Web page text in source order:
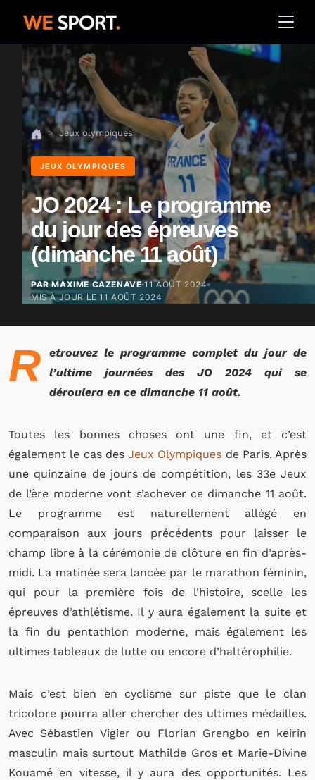
Jeux olympiques
JEUX OLYMPIQUES
JO 2024 : Le programme
du jour des épreuves
(dimanche 11 août)
PAR MAXIME CAZENAVE 11 AOÛT 2024
MIS À JOUR LE11 AOÛT 2024
R
etrouvez le programme complet du jour de
l’ultime journées des JO 2024 qui se
déroulera en ce dimanche 11 août.
Toutes les bonnes choses ont une fin, et c’est
également le cas des Jeux Olympiques de Paris. Après
une quinzaine de jours de compétition, les 33e Jeux
de l’ère moderne vont s’achever ce dimanche 11 août.
Le programme est naturellement allégé en
comparaison aux jours précédents pour laisser le
champ libre à la cérémonie de clôture en fin d’après-
midi. La matinée sera lancée par le marathon féminin,
qui pour la première fois de l’histoire, scelle les
épreuves d’athlétisme. Il y aura également la suite et
la fin du pentathlon moderne, mais également les
ultimes tableaux de lutte ou encore d’haltérophilie.
Mais c’est bien en cyclisme sur piste que le clan
tricolore pourra aller chercher des ultimes médailles.
Avec Sébastien Vigier ou Florian Grengbo en keirin
masculin mais surtout Mathilde Gros et Marie-Divine
Kouamé en vitesse, il y aura des opportunités. Les